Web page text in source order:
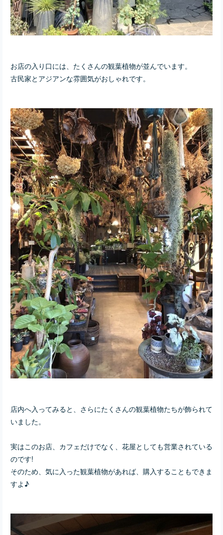
お店の入り口には、たくさんの観葉植物が並んでいます。
古民家とアジアンな雰囲気がおしゃれです。
店内へ入ってみると、さらにたくさんの観葉植物たちが飾られて
いました。
実はこのお店、カフェだけでなく、花屋としても営業されている
のです!
そのため、気に入った観葉植物があれば、購入することもできま
すよ♪